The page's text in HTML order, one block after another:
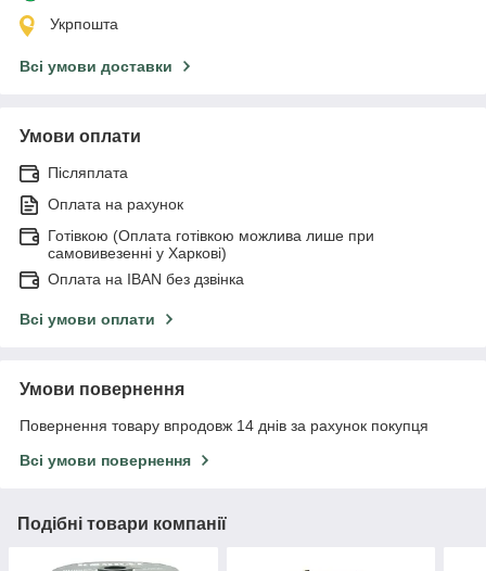
Укрпошта
Всі умови доставки
Умови оплати
Післяплата
Оплата на рахунок
Готівкою (Оплата готівкою можлива лише при
самовивезенні у Харкові)
Оплата на IBAN без дзвінка
Всі умови оплати
Умови повернення
Повернення товару впродовж 14 днів за рахунок покупця
Всі умови повернення
Подібні товари компанії